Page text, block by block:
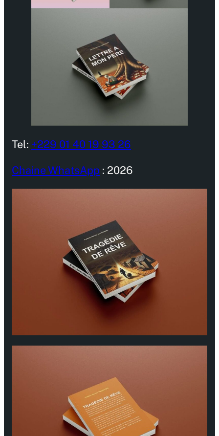
Tel: +229 01 40 19 93 26
Chaine WhatsApp : 2026